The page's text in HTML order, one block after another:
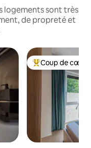
logements sont très
de propreté et
Coups de cœur
Coup de cœur